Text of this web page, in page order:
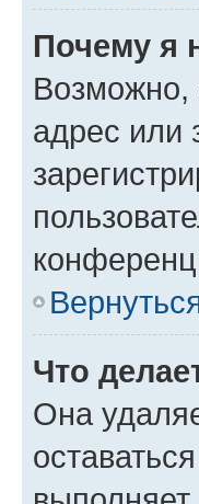
Почему я
Возможно,
адрес или
Что
Она